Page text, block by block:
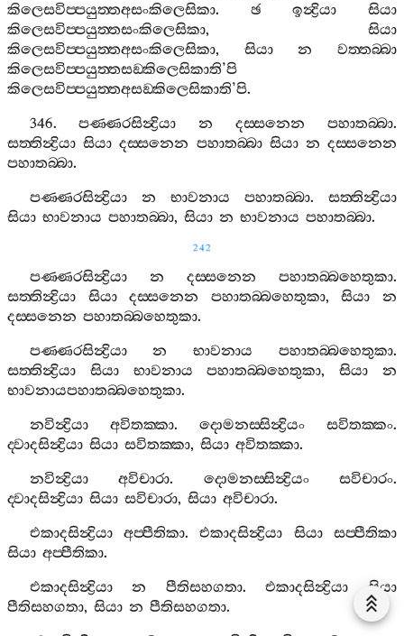
කිලෙසවිප‍්පයුත‍්තඅසංකිලෙසිකා. ඡ ඉන්‍ද්‍රියා
සියා
කිලෙසවිප‍්පයුත‍්තසංකිලෙසිකා, සියා
කිලෙසවිප‍්පයුත‍්තඅසංකිලෙසිකා, සියා න
වත‍්තබ‍්බා
කිලෙසවිප‍්පයුත‍්තසඞ‍්කිලෙසිකාති’පි
කිලෙසවිප‍්පයුත‍්තඅසඞ‍්කිලෙසිකාති’පි.
346.පණ‍්ණරසින්‍ද්‍රියා න දස‍්සනෙන පහාතබ‍්බා.
සත‍්තින්‍ද්‍රියා සියා දස‍්සනෙන පහාතබ‍්බා සියා න දස‍්සනෙන
පහාතබ‍්බා.
පණ‍්ණරසින්‍ද්‍රියා
න භාවනාය පහාතබ‍්බා. සත‍්තින්‍ද්‍රියා
සියා භාවනාය පහාතබ‍්බා, සියා න භාවනාය පහාතබ‍්බා.
242
පණ‍්ණරසින්‍ද්‍රියා න දස‍්සනෙන පහාතබ‍්බහෙතුකා.
සත‍්තින්‍ද්‍රියා
සියා දස‍්සනෙන පහාතබ‍්බහෙතුකා,සියා
න
දස‍්සනෙන පහාතබ‍්බහෙතුකා.
පණ‍්ණරසින්‍ද්‍රියා
න භාවනාය පහාතබ‍්බහෙතුකා.
සත‍්තින්‍ද්‍රියා
සියා භාවනාය පහාතබ‍්බහෙතුකා,සියා
න
භාවනායපහාතබ‍්බහෙතුකා.
නවින්‍ද්‍රියා
අවිතක‍්කා. දොමනස‍්සින්‍ද්‍රියං සවිතක‍්කං.
ද‍්වාදසින්‍ද්‍රියා සියා සවිතක‍්කා, සියා අවිතක‍්කා.
නවින්‍ද්‍රියා
අවිචාරා. දොමනස‍්සින්‍ද්‍රියං සවිචාරං.
ද‍්වාදසින්‍ද්‍රියා සියා සවිචාරා, සියා අවිචාරා.
එකාදසින්‍ද්‍රියා
අප‍්පීතිකා.එකාදසින්‍ද්‍රියා සියා
සප‍්පීතිකා
සියා අප‍්පීතිකා.
එකාදසින්‍ද්‍රියා
න පීතිසහගතා.එකාදසින්‍ද්‍රියා
සියා
පීතිසහගතා, සියා න පීතිසහගතා.